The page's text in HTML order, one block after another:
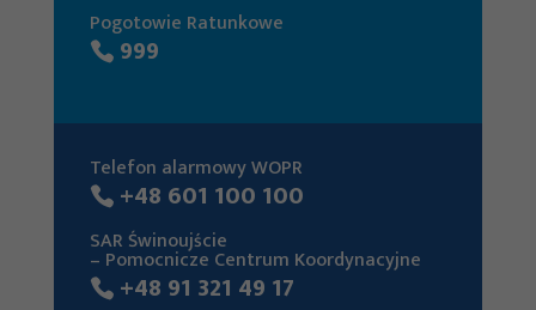
Pogotowie Ratunkowe
999
Telefon alarmowy WOPR
+48 601 100 100
SAR Świnoujście
– Pomocnicze Centrum Koordynacyjne
+48 91 321 49 17
one potrzebne